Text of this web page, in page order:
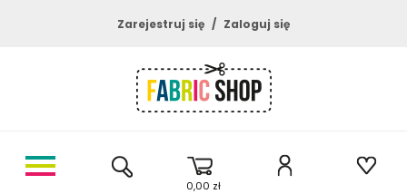
Zarejestruj się Zaloguj się
0,00 zł